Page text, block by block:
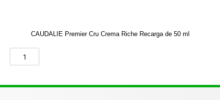
CAUDALIE Premier Cru Crema Riche Recarga de 50 ml